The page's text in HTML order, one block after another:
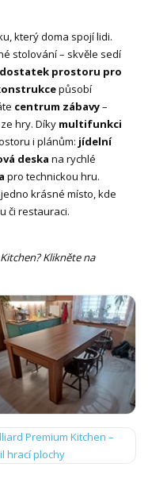
který doma spojí lidi.
stolování – skvěle sedí
dostatek prostoru pro
působí
centrum zábavy–
hry. Díky multifunkci
i plánům: jídelní
deska na rychlé
pro technickou hru.
krásné místo, kde
či restauraci.
Klikněte na